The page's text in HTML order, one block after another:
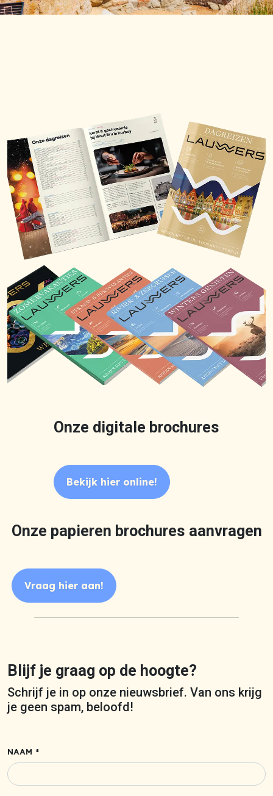
Onze digitale brochures
Bekijk hier online!
Onze papieren brochures aanvragen
Vraag hier aan!
Blijf je graag op de hoogte?
Schrijf je in op onze nieuwsbrief. Van ons krijg
je geen spam, beloofd!
NAAM *